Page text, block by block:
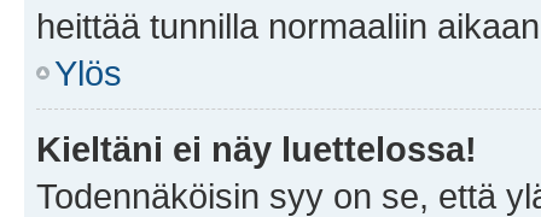
heittää tunnilla normaaliin
Ylös
Kieltäni ei näy luettelossa!
Todennäköisin syy on se, että